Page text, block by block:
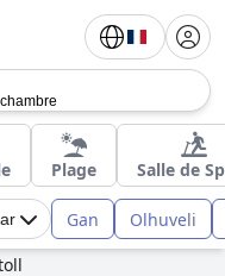
Plage Salle de
Gan Olhuveli